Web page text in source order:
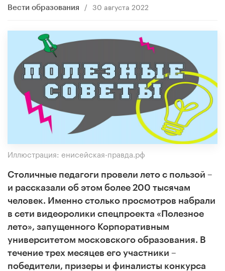
Вести образования / 30 августа 2022
Иллюстрация: енисейская-правда.рф
Столичные педагоги провели лето с пользой –
и рассказали об этом более 200 тысячам
человек. Именно столько просмотров набрали
в сети видеоролики спецпроекта «Полезное
лето», запущенного Корпоративным
университетом московского образования. В
течение трех месяцев его участники –
победители, призеры и финалисты конкурса